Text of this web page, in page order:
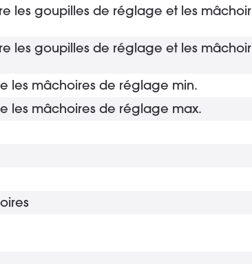
les goupilles de réglage et les mâchoir
les goupilles de réglage et les mâchoir
les mâchoires de réglage min.
les mâchoires de réglage max.